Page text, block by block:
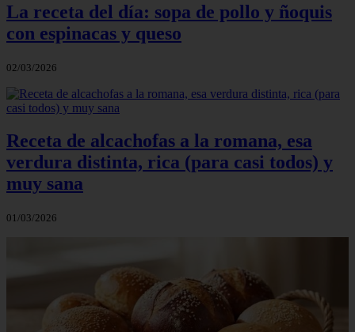
La receta del día: sopa de pollo y ñoquis
con espinacas y queso
02/03/2026
Receta de alcachofas a la romana, esa
verdura distinta, rica (para casi todos) y
muy sana
01/03/2026